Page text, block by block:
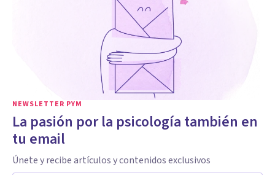
NEWSLETTER PYM
La pasión por la psicología también en
tu email
Únete y recibe artículos y contenidos exclusivos